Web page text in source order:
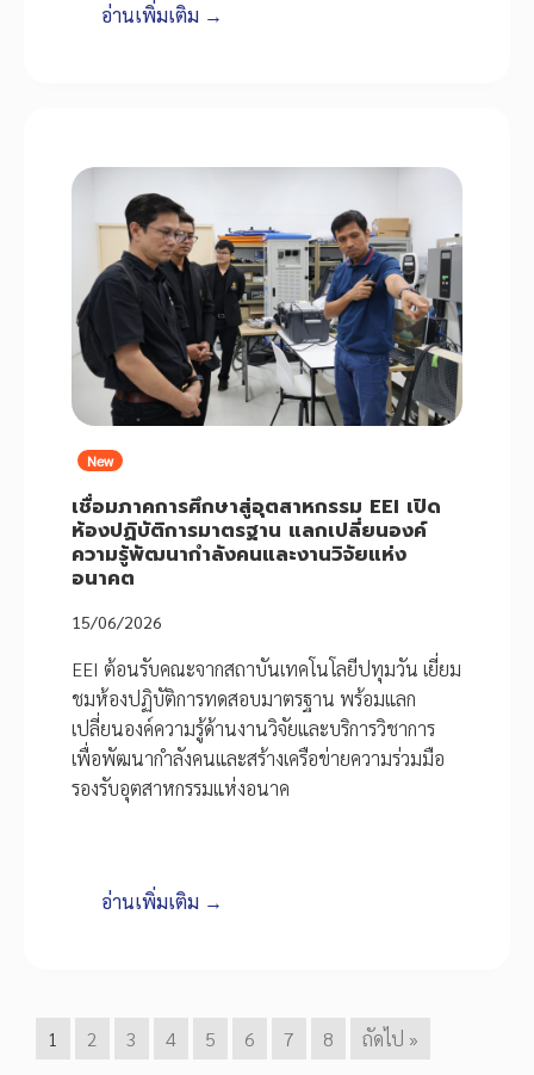
อ่านเพิ่มเติม →
New
เชื่อมภาคการศึกษาสู่อุตสาหกรรม EEI เปิด
ห้องปฏิบัติการมาตรฐาน แลกเปลี่ยนองค์
ความรู้พัฒนากำลังคนและงานวิจัยแห่ง
อนาคต
15/06/2026
EEI ต้อนรับคณะจากสถาบันเทคโนโลยีปทุมวัน เยี่ยม
ชมห้องปฏิบัติการทดสอบมาตรฐาน พร้อมแลก
เปลี่ยนองค์ความรู้ด้านงานวิจัยและบริการวิชาการ
เพื่อพัฒนากำลังคนและสร้างเครือข่ายความร่วมมือ
รองรับอุตสาหกรรมแห่งอนาค
อ่านเพิ่มเติม →
1 2 3 4 5 6 7 8 ถัดไป »